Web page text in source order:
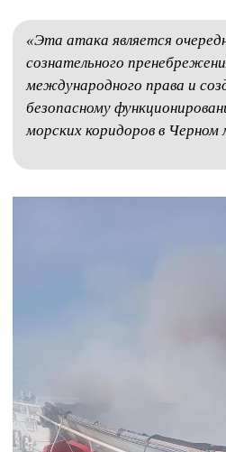
«Эта атака является
сознательного
международного права и
безопасному
морских коридоров в Черном